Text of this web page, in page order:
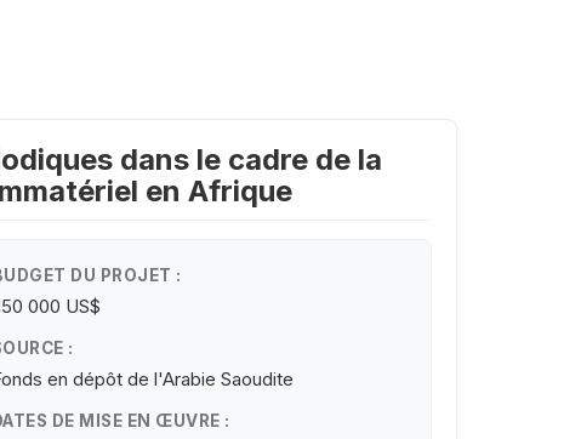
dans le cadre de la
en Afrique
DU PROJET :
000 US$
:
en dépôt de l'Arabie Saoudite
DE MISE EN ŒUVRE :